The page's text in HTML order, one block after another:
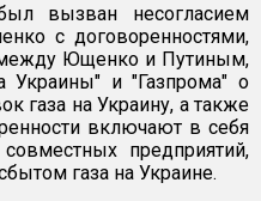
вызван несогласием
с договоренностями,
Ющенко и Путиным,
Украины" и "Газпрома" о
газа на Украину, а также
включают в себя
предприятий,
газа на Украине.